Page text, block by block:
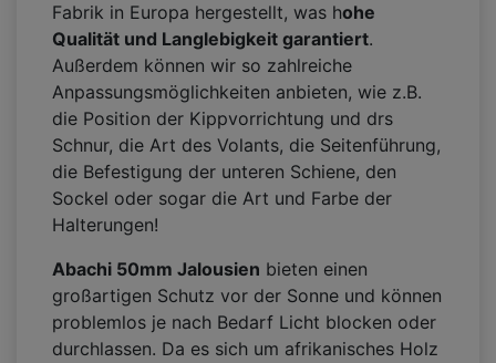
Fabrik in Europa hergestellt, was hohe
Qualität und Langlebigkeit garantiert.
Außerdem können wir so zahlreiche
Anpassungsmöglichkeiten anbieten, wie z.B.
die Position der Kippvorrichtung und drs
Schnur, die Art des Volants, die Seitenführung,
die Befestigung der unteren Schiene, den
Sockel oder sogar die Art und Farbe der
Halterungen!
Abachi 50mm Jalousien bieten einen
großartigen Schutz vor der Sonne und können
problemlos je nach Bedarf Licht blocken oder
durchlassen. Da es sich um afrikanisches Holz